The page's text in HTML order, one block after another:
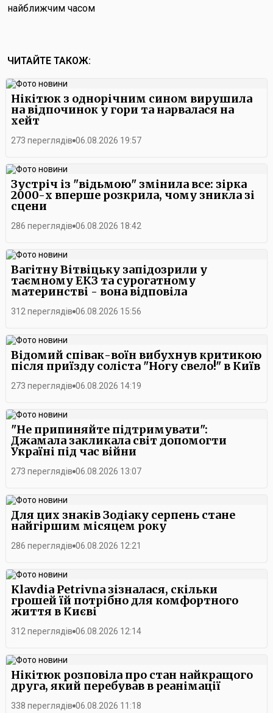
найближчим часом
ЧИТАЙТЕ ТАКОЖ:
Нікітюк з однорічним сином вирушила
на відпочинок у гори та нарвалася на
хейт
273 переглядів 06.08.2026 19:57
Зустріч із "відьмою" змінила все: зірка
2000-х вперше розкрила, чому зникла зі
сцени
286 переглядів 06.08.2026 18:42
Вагітну Вітвіцьку запідозрили у
таємному ЕКЗ та сурогатному
материнстві - вона відповіла
312 переглядів 06.08.2026 15:56
Відомий співак-воїн вибухнув критикою
після приїзду соліста "Ногу свело!" в Київ
273 переглядів 06.08.2026 14:19
"Не припиняйте підтримувати":
Джамала закликала світ допомогти
Україні під час війни
273 переглядів 06.08.2026 13:07
Для цих знаків Зодіаку серпень стане
найгіршим місяцем року
286 переглядів 06.08.2026 12:21
Klavdia Petrivna зізналася, скільки
грошей їй потрібно для комфортного
життя в Києві
312 переглядів 06.08.2026 12:14
Нікітюк розповіла про стан найкращого
друга, який перебував в реанімації
338 переглядів 06.08.2026 11:18